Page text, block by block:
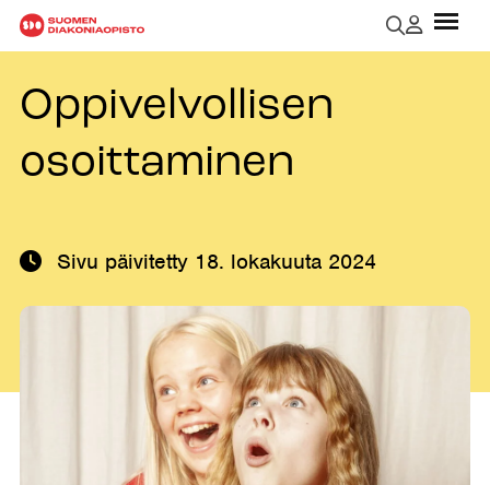
Oppivelvollisen
osoittaminen
Sivu päivitetty 18. lokakuuta 2024